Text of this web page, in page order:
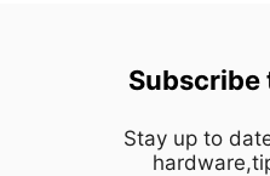
Subscribe
Stay up to